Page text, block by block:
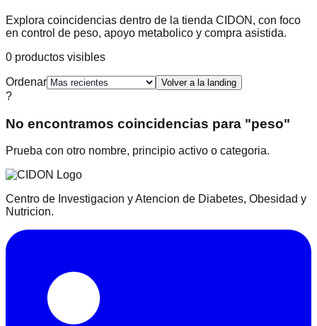
Explora coincidencias dentro de la tienda CIDON, con foco
en control de peso, apoyo metabolico y compra asistida.
0 productos visibles
Ordenar Volver a la landing
?
No encontramos coincidencias para "peso"
Prueba con otro nombre, principio activo o categoria.
Centro de Investigacion y Atencion de Diabetes, Obesidad y
Nutricion.